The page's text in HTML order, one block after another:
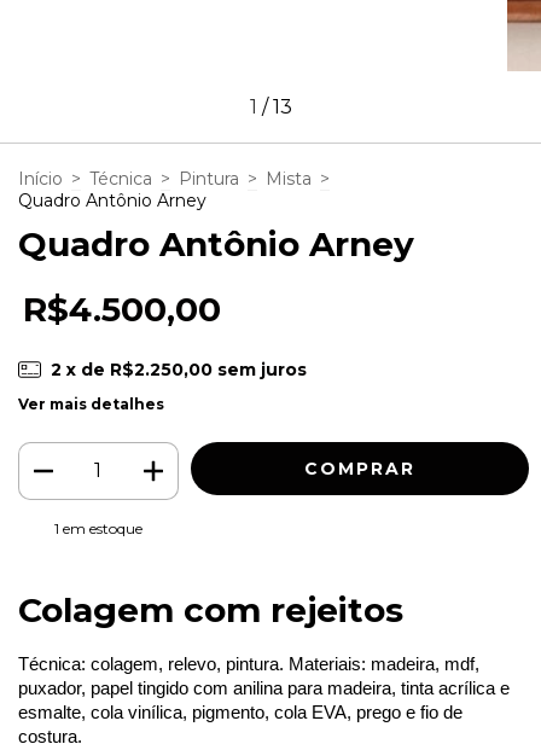
1 /13
Início > Técnica > Pintura > Mista >
Quadro Antônio Arney
Quadro Antônio Arney
R$4.500,00
2 x de R$2.250,00 sem juros
Ver mais detalhes
1 em estoque
Colagem com rejeitos
Técnica: colagem, relevo, pintura. Materiais: madeira, mdf,
puxador, papel tingido com anilina para madeira, tinta acrílica e
esmalte, cola vinílica, pigmento, cola EVA, prego e fio de
costura.